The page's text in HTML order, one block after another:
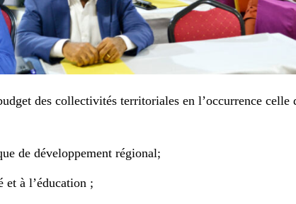
des collectivités territoriales en l’occurrence celle
de développement régional;
et à l’éducation ;